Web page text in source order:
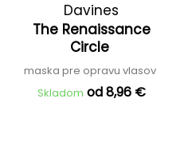
Davines
The Renaissance
Circle
maska pre opravu vlasov
Skladom od 8,96 €